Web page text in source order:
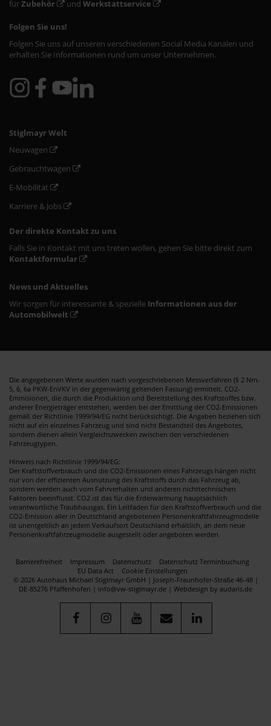
fürZubehör und Werkstattservice
Folgen Sie uns!
Folgen Sie uns auf unseren verschiedenen Social Media Kanälen und
erhalten Sie Informationen rund um unser Unternehmen.
Stiglmayr Welt
Neuwagen
Gebrauchtwagen
E-Mobilität
Karriere & Jobs
Der direkte Kontakt zu uns
Falls Sie in Kontakt mit uns treten wollen, gehen Sie bitte direkt zum
Kontaktformular
News und Aktuelles
Wir sorgen für interessante & spezielle Informationen aus der
Automobilwelt
Die angegebenen Werte wurden nach vorgeschriebenen Messverfahren (§ 2 Nrn.
5, 6, 6a PKW-EnVKV in der gegenwärtig geltenden Fassung) ermittelt. CO2-
Emmisionen, die durch die Produktion und Bereitstellung des Kraftstoffes bzw.
anderer Energieträger entstehen, werden bei der Emittlung der CO2-Emissionen
gemäß der Richtlinie 1999/94/EG nicht berücksichtigt. Die Angaben beziehen sich
nicht auf ein einzelnes Fahrzeug und sind nicht Bestandteil des Angebotes,
sondern dienen allein Vergleichszwecken zwischen den verschiedenen
Fahrzeugtypen.
Hinweis nach Richtlinie 1999/94/EG:
Der Kraftstoffverbrauch und die CO2-Emissionen eines Fahrzeugs hängen nicht
nur von der effizienten Ausnutzung des Kraftstoffs durch das Fahrzeug ab,
sondern werden auch vom Fahrverhalten und anderen nichttechnischen
Faktoren beeinflusst. CO2 ist das für die Erderwärmung hauptsächlich
verantwortliche Traubhausgas. Ein Leitfaden für den Kraftstoffverbrauch und die
CO2-Emission aller in Deutschland angebotenen Personenkraftfahrzeugmodelle
ist unentgeltlich an jedem Verkaufsort Deutschland erhältlich, an dem neue
Personenkraftfahrzeugmodelle ausgestellt oder angeboten werden.
Barrierefreiheit Impressum Datenschutz
Datenschutz Terminbuchung
EU Data Act
Cookie Einstellungen
© 2026 Autohaus Michael Stiglmayr GmbH | Joseph-Fraunhofer-Straße 46-48 |
DE-85276 Pfaffenhofen | info@vw-stiglmayr.de | Webdesign by audaris.de